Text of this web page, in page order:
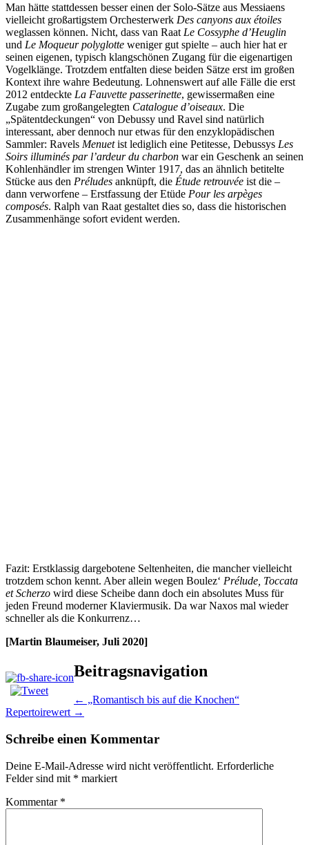
Man hätte stattdessen besser einen der Solo-Sätze aus Messiaens
vielleicht großartigstem Orchesterwerk Des canyons aux étoiles
weglassen können. Nicht, dass van Raat Le Cossyphe d’Heuglin
und Le Moqueur polyglotte weniger gut spielte – auch hier hat er
seinen eigenen, typisch klangschönen Zugang für die eigenartigen
Vogelklänge. Trotzdem entfalten diese beiden Sätze erst im großen
Kontext ihre wahre Bedeutung. Lohnenswert auf alle Fälle die erst
2012 entdeckte La Fauvette passerinette, gewissermaßen eine
Zugabe zum großangelegten Catalogue d’oiseaux. Die
„Spätentdeckungen“ von Debussy und Ravel sind natürlich
interessant, aber dennoch nur etwas für den enzyklopädischen
Sammler: Ravels Menuetist lediglich eine Petitesse, Debussys Les
Soirs illuminés par l’ardeur du charbon war ein Geschenk an seinen
Kohlenhändler im strengen Winter 1917, das an ähnlich betitelte
Stücke aus den Préludes anknüpft, die Étude retrouvée ist die –
dann verworfene – Erstfassung der Etüde Pour les arpèges
composés. Ralph van Raat gestaltet dies so, dass die historischen
Zusammenhänge sofort evident werden.
Fazit: Erstklassig dargebotene Seltenheiten, die mancher vielleicht
trotzdem schon kennt. Aber allein wegen Boulez‘ Prélude, Toccata
et Scherzo wird diese Scheibe dann doch ein absolutes Muss für
jeden Freund moderner Klaviermusik. Da war Naxos mal wieder
schneller als die Konkurrenz…
[Martin Blaumeiser, Juli 2020]
Beitragsnavigation
← „Romantisch bis auf die Knochen“
Repertoirewert →
Schreibe einen Kommentar
Deine E-Mail-Adresse wird nicht veröffentlicht. Erforderliche
Felder sind mit * markiert
Kommentar *